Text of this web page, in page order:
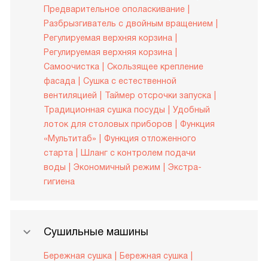
Предварительное ополаскивание
Разбрызгиватель с двойным вращением
Регулируемая верхняя корзина
Регулируемая верхняя корзина
Самоочистка
Скользящее крепление
фасада
Сушка с естественной
вентиляцией
Таймер отсрочки запуска
Традиционная сушка посуды
Удобный
лоток для столовых приборов
Функция
«Мультитаб»
Функция отложенного
старта
Шланг с контролем подачи
воды
Экономичный режим
Экстра-
гигиена
Сушильные машины
Бережная сушка
Бережная сушка